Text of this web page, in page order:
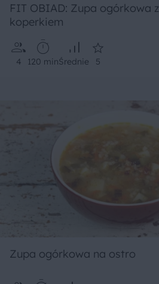
FIT OBIAD: Zupa ogórkowa z
koperkiem
4 120 minŚrednie 5
Zupa ogórkowa na ostro